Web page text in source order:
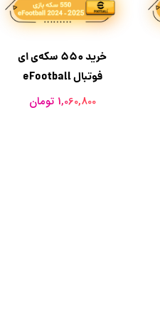
خرید 550 سکه‌ی ای
فوتبال eFootball
1,060,800 تومان